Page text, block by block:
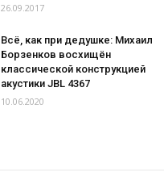
26.09.2017
Всё, как при дедушке: Михаил
Борзенков восхищён
классической конструкцией
акустики JBL 4367
10.06.2020